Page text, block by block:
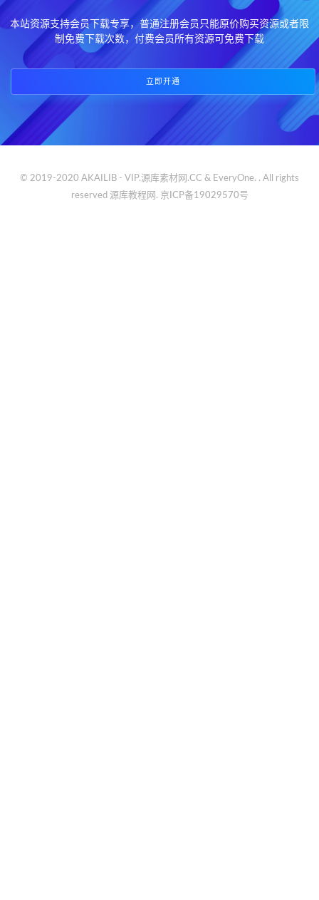
本站资源支持会员下载专享，普通注册会员只能原价购买资源或者限
制免费下载次数，付费会员所有资源可免费下载
立即开通
© 2019-2020 AKAILIB - VIP.源库素材网.CC & EveryOne. . All rights
reserved 源库教程网. 京ICP备19029570号